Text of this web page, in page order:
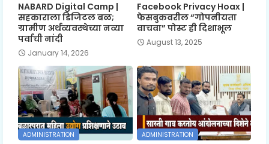
NABARD Digital Camp |
सहकाराला डिजिटल बळ;
ग्रामीण अर्थव्यवस्थेच्या नव्या
पर्वाची नांदी
January 14, 2026
Facebook Privacy Hoax |
फेसबुकवरील “गोपनीयता
वाचवा” पोस्ट ही दिशाभूल
August 13, 2025
ADMINISTRATION ADMINISTRATION